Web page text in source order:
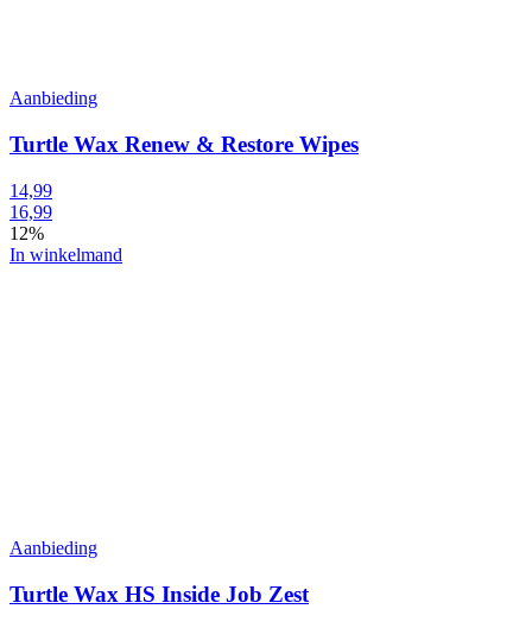
Aanbieding
Turtle Wax Renew & Restore Wipes
14,99
16,99
12%
In winkelmand
Aanbieding
Turtle Wax HS Inside Job Zest